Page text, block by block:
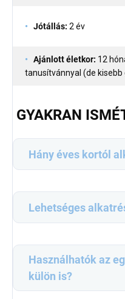
Jótállás: 2 év
Ajánlott életkor: 12
tanusítvánnyal (de
GYAKRAN
Hány éves kortól
Lehetséges
Használhatók az
külön is?